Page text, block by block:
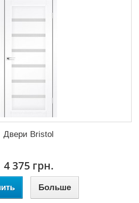
Двери Bristol
4 375 грн.
Больше